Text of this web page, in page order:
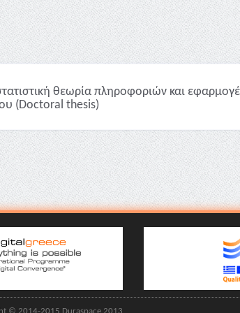
θεωρία πληροφοριών και
(Doctoral thesis)